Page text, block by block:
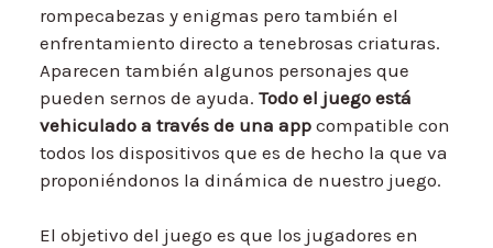
rompecabezas y enigmas pero también el
enfrentamiento directo a tenebrosas criaturas.
Aparecen también algunos personajes que
pueden sernos de ayuda. Todo el juego está
vehiculado a través de una app compatible con
todos los dispositivos que es de hecho la que va
proponiéndonos la dinámica de nuestro juego.
El objetivo del juego es que los jugadores en